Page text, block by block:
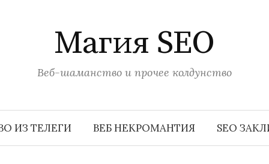
Магия SEO
Веб-шаманство и прочее колдунство
ИЗ ТЕЛЕГИ ВЕБ НЕКРОМАНТИЯ SEO